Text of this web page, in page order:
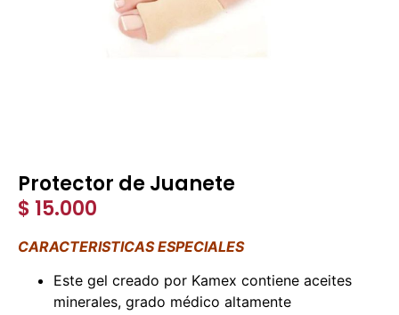
Protector de Juanete
$ 15.000
CARACTERISTICAS ESPECIALES
Este gel creado por Kamex contiene aceites
minerales, grado médico altamente